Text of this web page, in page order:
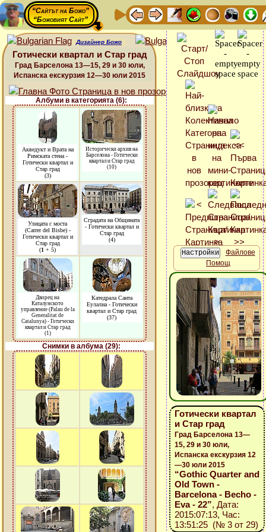
“Сайтът на Божо”
“Божовият Сайт”
Дизайнер Божо
Готически квартал и Стар град
Град Барселона 13—15, 29 и 30 юли,
Испанска екскурзия 12—30 юли 2015
Албуми в категорията (6):
Акведукт и Врата на
Римската стена -
Готически квартал и
Стар град
(3)
Исторически архив на
Барселона - Готически
квартал и Стар град
(10)
Улицата с моста
(Carrer del Bisbe) -
Готически квартал и
Стар град
(1 + 5)
Сградата на Общината
- Готически квартал и
Стар град
(4)
Дворец на
Каталунското
управление (Palau de la
Generalitat de
Catalunya) - Готически
квартал и Стар град
(1)
Катедрала Санта
Еулалиа - Готически
квартал и Стар град
(37)
Снимки в албума (29):
Файлове
Помощ
Готически квартал
и Стар град
Град Барселона 13—
15, 29 и 30 юли,
Испанска екскурзия 12
—30 юли 2015
“Gothic Quarter and
Old Town -
Barcelona - Becho -
Eva - 22”, Дата:
2015:07:13, Час:
13:51:25 (№ 3 от 29)